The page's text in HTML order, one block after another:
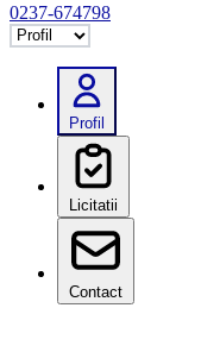
0237-674798
Selectează tab
Profil
Licitatii
Contact